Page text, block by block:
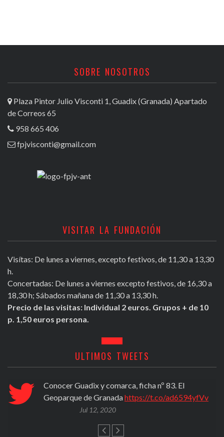
SOBRE NOSOTROS
Plaza Pintor Julio Visconti 1, Guadix (Granada) Apartado
de Correos 65
958 665 406
fpjvisconti@gmail.com
VISITAR LA FUNDACIÓN
Visítas: De lunes a viernes, excepto festivos, de 11,30 a 13,30
h.
Concertadas: De lunes a viernes excepto festivos, de 16,30 a
18,30 h; Sábados mañana de 11,30 a 13,30 h.
Precio de las visitas: Individual 2 euros. Grupos + de 10
p. 1,50 euros persona.
ULTIMOS TWEETS
Conocer Guadix y comarca, ficha nº 83. El
Geoparque de Granadahttps://t.co/ad6594yfVv
Jul 12, 2020